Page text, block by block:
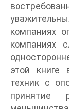
компаниях
компаниях
этой книге
техник с
принятие